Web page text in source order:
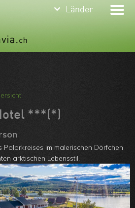
keyboard_arrow_down Länder
Arktis
Winter
Norwegen im
Winter
keyboard_arrow_down Länder
***(*)
im malerischen Dörfchen
arktischen Lebensstil.